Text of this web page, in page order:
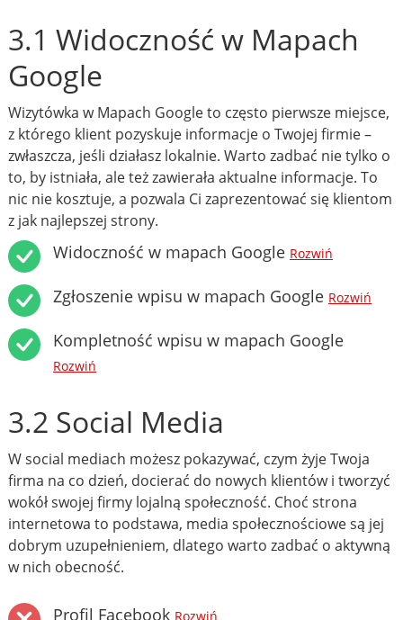
3.1 Widoczność w Mapach
Google
Wizytówka w Mapach Google to często pierwsze miejsce,
z którego klient pozyskuje informacje o Twojej firmie –
zwłaszcza, jeśli działasz lokalnie. Warto zadbać nie tylko o
to, by istniała, ale też zawierała aktualne informacje. To
nic nie kosztuje, a pozwala Ci zaprezentować się klientom
z jak najlepszej strony.
Widoczność w mapach Google Rozwiń
Zgłoszenie wpisu w mapach Google Rozwiń
Kompletność wpisu w mapach Google
Rozwiń
3.2 Social Media
W social mediach możesz pokazywać, czym żyje Twoja
firma na co dzień, docierać do nowych klientów i tworzyć
wokół swojej firmy lojalną społeczność. Choć strona
internetowa to podstawa, media społecznościowe są jej
dobrym uzupełnieniem, dlatego warto zadbać o aktywną
w nich obecność.
Profil Facebook